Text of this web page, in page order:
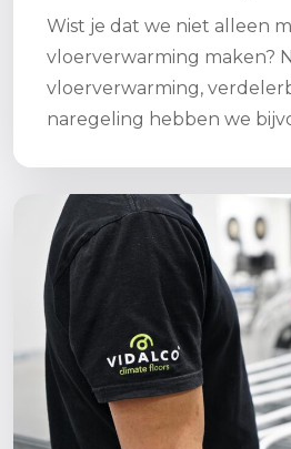
Wist je dat we niet alleen
vloerverwarming maken?
vloerverwarming,
naregeling hebben we
Lees meer